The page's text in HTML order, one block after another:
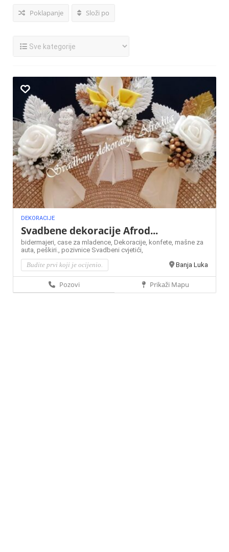
Poklapanje Složi po
DEKORACIJE
Svadbene dekoracije Afrod...
bidermajeri, case za mladence, Dekoracije, konfete, mašne za
auta, peškiri., pozivnice Svadbeni cvjetići,
Budite prvi koji je ocijenio.
Banja Luka
Pozovi Prikaži Mapu